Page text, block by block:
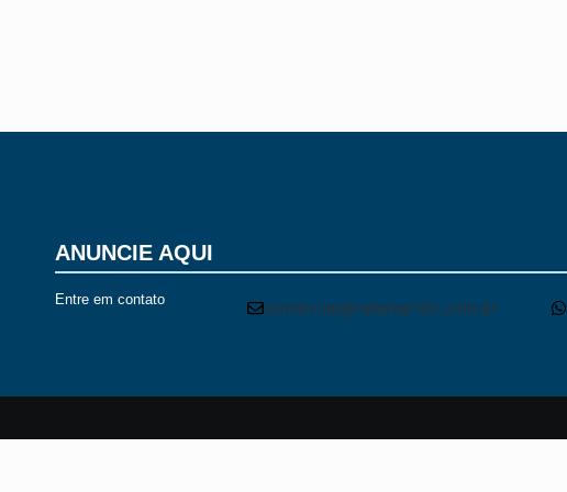
ANUNCIE AQUI
Entre em contato comercial@rafamartini.com.br